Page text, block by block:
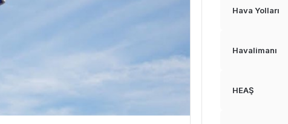
Hava Yolları
Havalimanı
HEAŞ